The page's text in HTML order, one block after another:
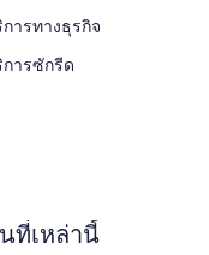
ารทางธุรกิจ
ารซักรีด
ที่เหล่านี้